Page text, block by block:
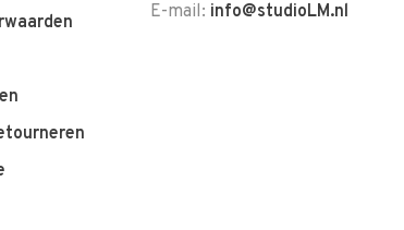
E-mail: info@studioLM.nl